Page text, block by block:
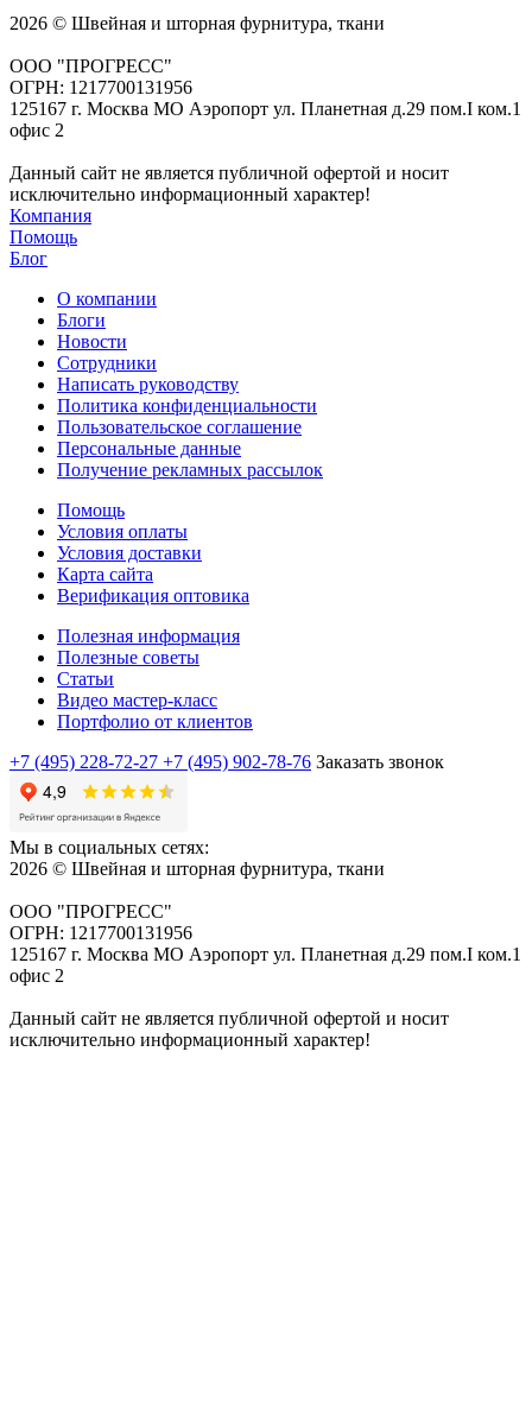
2026 © Швейная и шторная фурнитура, ткани
ООО "ПРОГРЕСС"
ОГРН: 1217700131956
125167 г. Москва МО Аэропорт ул. Планетная д.29 пом.I ком.1
офис 2
Данный сайт не является публичной офертой и носит
исключительно информационный характер!
Компания
Помощь
Блог
О компании
Блоги
Новости
Сотрудники
Написать руководству
Политика конфиденциальности
Пользовательское соглашение
Персональные данные
Получение рекламных рассылок
Помощь
Условия оплаты
Условия доставки
Карта сайта
Верификация оптовика
Полезная информация
Полезные советы
Статьи
Видео мастер-класс
Портфолио от клиентов
+7 (495) 228-72-27 +7 (495) 902-78-76 Заказать звонок
Мы в социальных сетях:
2026 © Швейная и шторная фурнитура, ткани
ООО "ПРОГРЕСС"
ОГРН: 1217700131956
125167 г. Москва МО Аэропорт ул. Планетная д.29 пом.I ком.1
офис 2
Данный сайт не является публичной офертой и носит
исключительно информационный характер!